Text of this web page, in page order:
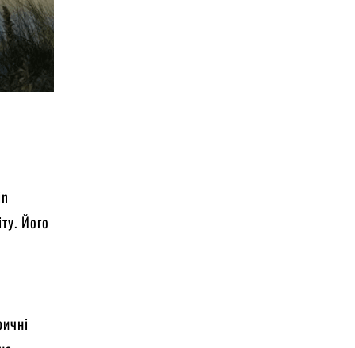
Його